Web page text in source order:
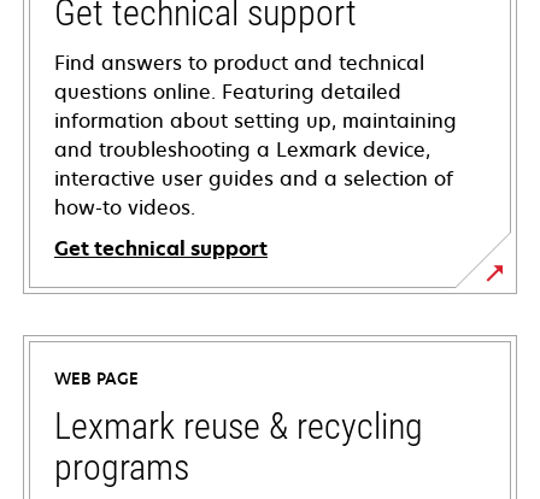
Get technical support
Find answers to product and technical
questions online. Featuring detailed
information about setting up, maintaining
and troubleshooting a Lexmark device,
interactive user guides and a selection of
how-to videos.
Get technical support
opens
in
new
tab
WEB PAGE
Lexmark reuse & recycling
programs